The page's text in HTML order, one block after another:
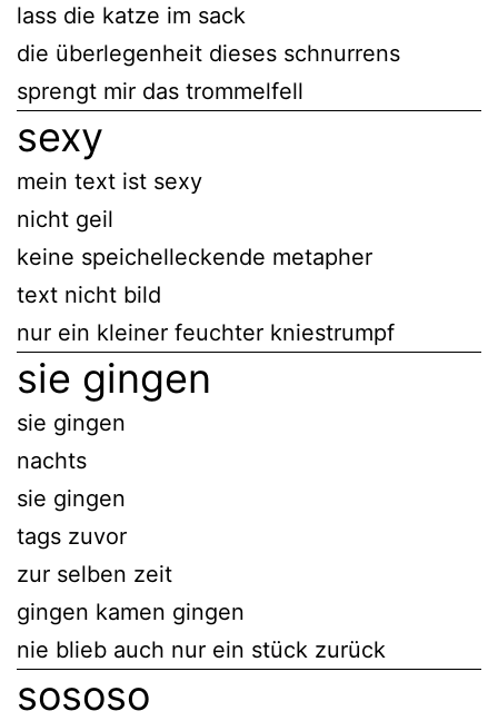
lass die katze im sack
die überlegenheit dieses schnurrens
sprengt mir das trommelfell
sexy
mein text ist sexy
nicht geil
keine speichelleckende metapher
text nicht bild
nur ein kleiner feuchter kniestrumpf
sie gingen
sie gingen
nachts
sie gingen
tags zuvor
zur selben zeit
gingen kamen gingen
nie blieb auch nur ein stück zurück
sososo